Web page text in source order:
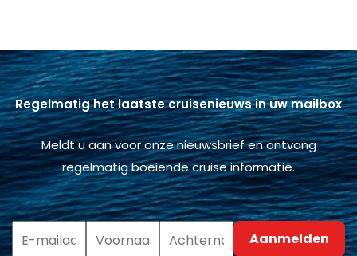
Regelmatig het laatste cruisenieuws in uw mailbox
Meldt u aan voor onze nieuwsbrief en ontvang
regelmatig boeiende cruise informatie.